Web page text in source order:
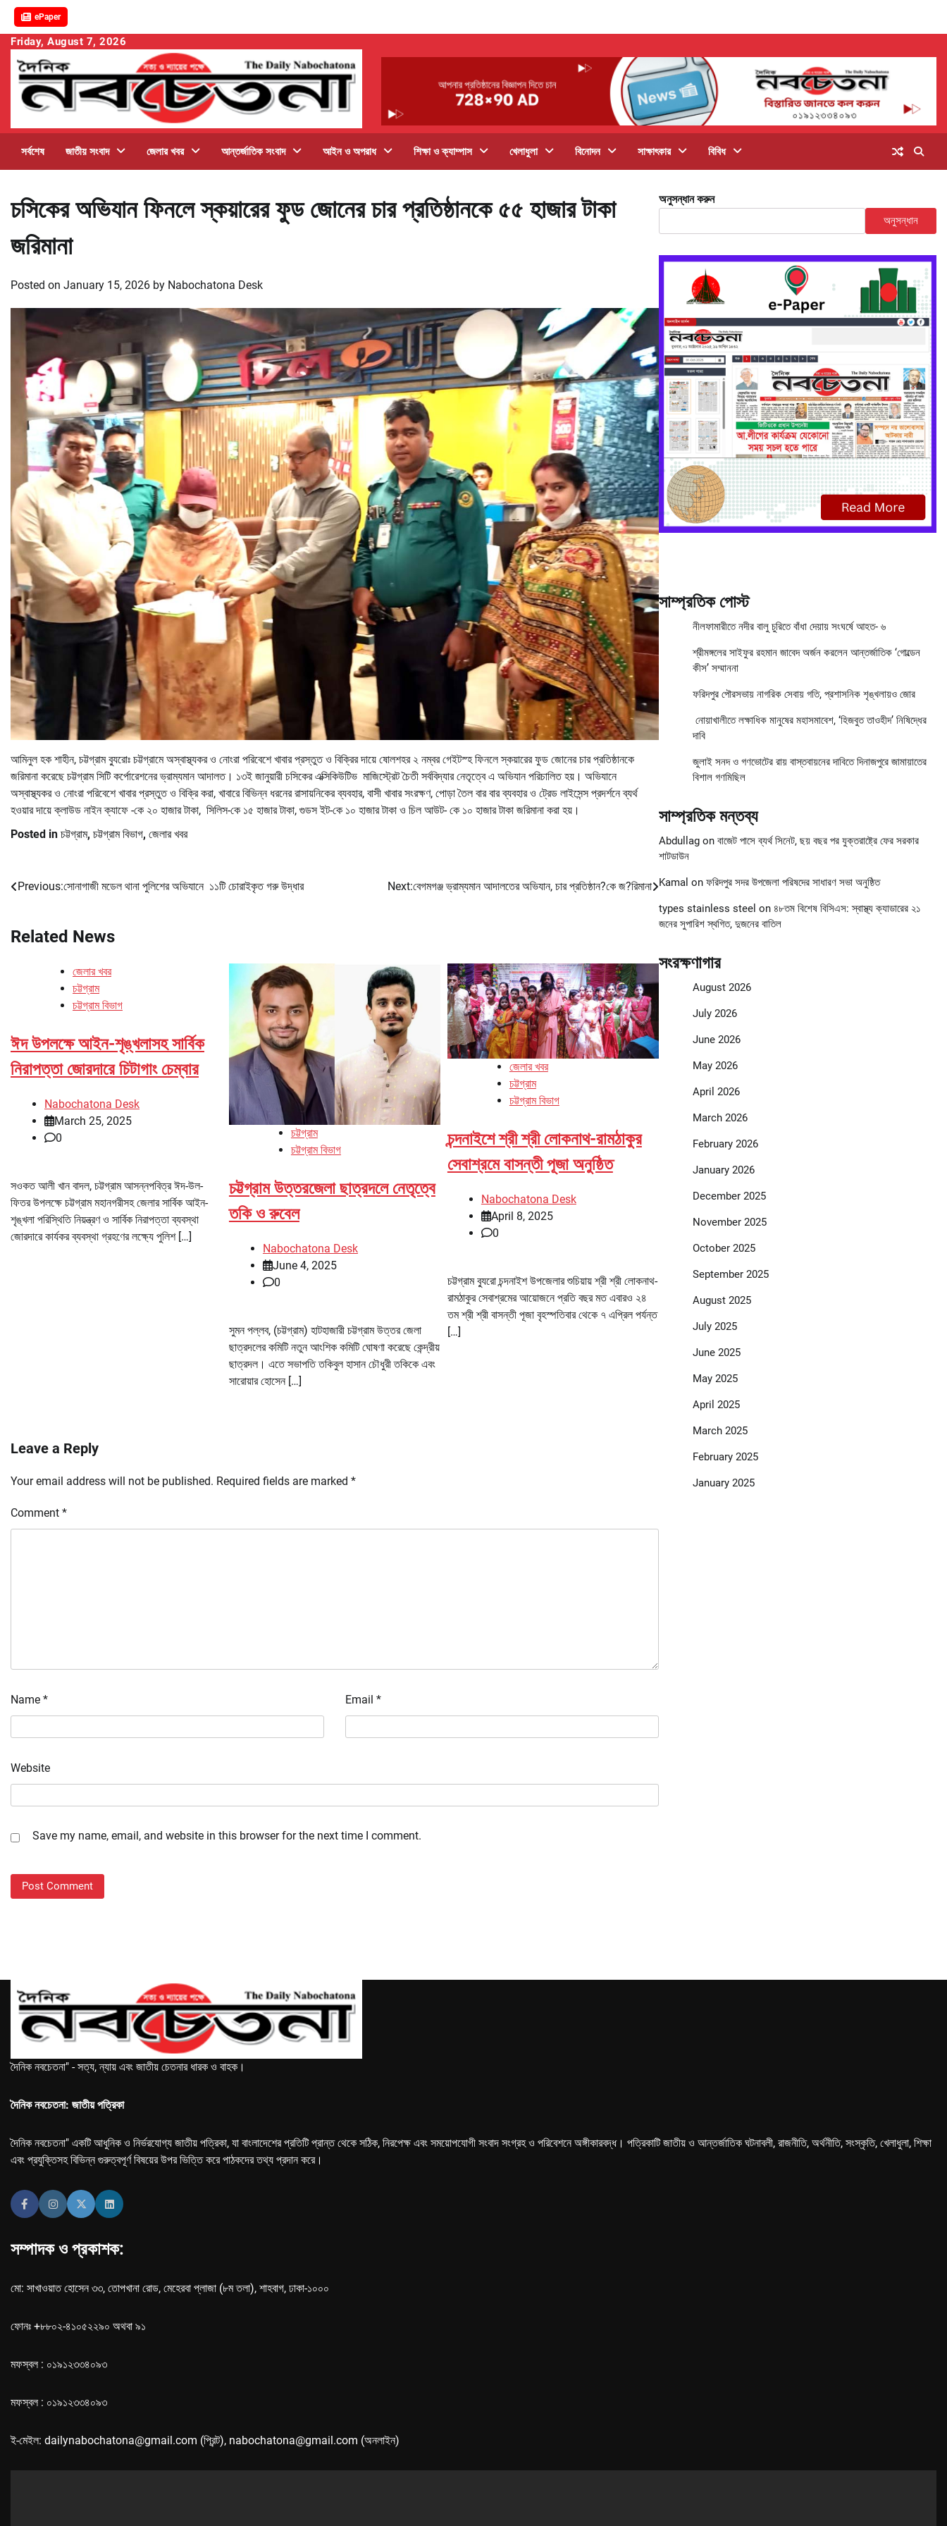
ePaper
Skip
content
Friday, August 7, 2026
সর্বশেষ জাতীয় সংবাদ জেলার খবর আন্তর্জাতিক সংবাদ আইন ও অপরাধ শিক্ষা ও ক্যাম্পাস খেলাধুলা বিনোদন সাক্ষাৎকার বিবিধ
চসিকের অভিযান ফিনলে স্কয়ারের ফুড জোনের চার প্রতিষ্ঠানকে ৫৫ হাজার টাকা
জরিমানা
Posted on January 15, 2026 by Nabochatona Desk
আমিনুল হক শাহীন, চট্টগ্রাম ব্যুরোঃ চট্টগ্রামে অস্বাস্থ্যকর ও নোংরা পরিবেশে খাবার প্রস্তুত ও বিক্রির দায়ে ষোলশহর ২ নম্বর গেইটস্হ ফিনলে স্কয়ারের ফুড জোনের চার প্রতিষ্ঠানকে
জরিমানা করেছে চট্টগ্রাম সিটি কর্পোরেশনের ভ্রাম্যমান আদালত। ১৩ই জানুয়ারী চসিকের এক্সিকিউটিভ মাজিস্ট্রেট চৈতী সর্ববিদ্যার নেতৃত্বে এ অভিযান পরিচালিত হয়। অভিযানে
অস্বাস্থ্যকর ও নোংরা পরিবেশে খাবার প্রস্তুত ও বিক্রি করা, খাবারে বিভিন্ন ধরনের রাসায়নিকের ব্যবহার, বাসী খাবার সংরক্ষণ, পোড়া তৈল বার বার ব্যবহার ও ট্রেড লাইসেন্স প্রদর্শনে ব্যর্থ
হওয়ার দায়ে ক্লাউড নাইন ক্যাফে -কে ২০ হাজার টাকা, সিলিস-কে ১৫ হাজার টাকা, গুডস ইট-কে ১০ হাজার টাকা ও চিল আউট- কে ১০ হাজার টাকা জরিমানা করা হয়।
Posted in চট্টগ্রাম, চট্টগ্রাম বিভাগ, জেলার খবর
Post
Previous:সোনাগাজী মডেল থানা পুলিশের অভিযানে ১১টি চোরাইকৃত গরু উদ্ধার Next:বেগমগঞ্জ ভ্রাম্যমান আদালতের অভিযান, চার প্রতিষ্ঠান?কে জ?রিমানা
Related News
জেলার খবর
চট্টগ্রাম
চট্টগ্রাম বিভাগ
ঈদ উপলক্ষে আইন-শৃঙ্খলাসহ সার্বিক
নিরাপত্তা জোরদারে চিটাগাং চেম্বার
Nabochatona Desk
March 25, 2025
0
সওকত আলী খান বাদল, চট্টগ্রাম আসন্নপবিত্র ঈদ-উল-
ফিতর উপলক্ষে চট্টগ্রাম মহানগরীসহ জেলার সার্বিক আইন-
শৃঙ্খলা পরিস্থিতি নিয়ন্ত্রণ ও সার্বিক নিরাপত্তা ব্যবস্থা
জোরদারে কার্যকর ব্যবস্থা গ্রহণের লক্ষ্যে পুলিশ […]
চট্টগ্রাম
চট্টগ্রাম বিভাগ
চট্টগ্রাম উত্তরজেলা ছাত্রদলে নেতৃত্বে
তকি ও রুবেল
Nabochatona Desk
June 4, 2025
0
সুমন পল্লব, (চট্টগ্রাম) হাটহাজারী চট্টগ্রাম উত্তর জেলা
ছাত্রদলের কমিটি নতুন আংশিক কমিটি ঘোষণা করেছে কেন্দ্রীয়
ছাত্রদল। এতে সভাপতি তকিবুল হাসান চৌধুরী তকিকে এবং
সারোয়ার হোসেন […]
জেলার খবর
চট্টগ্রাম
চট্টগ্রাম বিভাগ
চন্দনাইশে শ্রী শ্রী লোকনাথ-রামঠাকুর
সেবাশ্রমে বাসন্তী পূজা অনুষ্ঠিত
Nabochatona Desk
April 8, 2025
0
চট্টগ্রাম ব্যুরো চন্দনাইশ উপজেলার শুচিয়ায় শ্রী শ্রী লোকনাথ-
রামঠাকুর সেবাশ্রমের আয়োজনে প্রতি বছর মত এবারও ২৪
তম শ্রী শ্রী বাসন্তী পূজা বৃহস্পতিবার থেকে ৭ এপ্রিল পর্যন্ত
[…]
Leave a Reply
Your email address will not be published. Required fields are marked *
Comment *
Name * Email *
Website
Save my name, email, and website in this browser for the next time I comment.
অনুসন্ধান করুন
অনুসন্ধান
সাম্প্রতিক পোস্ট
নীলফামারীতে নদীর বালু চুরিতে বাঁধা দেয়ায় সংঘর্ষে আহত- ৬
শ্রীমঙ্গলের সাইফুর রহমান জাবেদ অর্জন করলেন আন্তর্জাতিক ‘গোল্ডেন
কীস’ সম্মাননা
ফরিদপুর পৌরসভায় নাগরিক সেবায় গতি, প্রশাসনিক শৃঙ্খলায়ও জোর
নোয়াখালীতে লক্ষাধিক মানুষের মহাসমাবেশ, ‘হিজবুত তাওহীদ’ নিষিদ্ধের
দাবি
জুলাই সনদ ও গণভোটের রায় বাস্তবায়নের দাবিতে দিনাজপুরে জামায়াতের
বিশাল গণমিছিল
সাম্প্রতিক মন্তব্য
Abdullagon বাজেট পাসে ব্যর্থ সিনেট, ছয় বছর পর যুক্তরাষ্ট্রে ফের সরকার
শাটডাউন
Kamal on ফরিদপুর সদর উপজেলা পরিষদের সাধারণ সভা অনুষ্ঠিত
types stainless steel on ৪৮তম বিশেষ বিসিএস: স্বাস্থ্য ক্যাডারের ২১
জনের সুপারিশ স্থগিত, দুজনের বাতিল
সংরক্ষণাগার
August 2026
July 2026
June 2026
May 2026
April 2026
March 2026
February 2026
January 2026
December 2025
November 2025
October 2025
September 2025
August 2025
July 2025
June 2025
May 2025
April 2025
March 2025
February 2025
January 2025
দৈনিক নবচেতনা" - সত্য, ন্যায় এবং জাতীয় চেতনার ধারক ও বাহক।
দৈনিক নবচেতনা: জাতীয় পত্রিকা
দৈনিক নবচেতনা" একটি আধুনিক ও নির্ভরযোগ্য জাতীয় পত্রিকা, যা বাংলাদেশের প্রতিটি প্রান্ত থেকে সঠিক, নিরপেক্ষ এবং সময়োপযোগী সংবাদ সংগ্রহ ও পরিবেশনে অঙ্গীকারবদ্ধ। পত্রিকাটি জাতীয় ও আন্তর্জাতিক ঘটনাবলী, রাজনীতি, অর্থনীতি, সংস্কৃতি, খেলাধুলা, শিক্ষা
এবং প্রযুক্তিসহ বিভিন্ন গুরুত্বপূর্ণ বিষয়ের উপর ভিত্তি করে পাঠকদের তথ্য প্রদান করে।
সম্পাদক ও প্রকাশক:
মো: সাখাওয়াত হোসেন ৩৩, তোপখানা রোড, মেহেরবা প্লাজা (৮ম তলা), শাহবাগ, ঢাকা-১০০০
ফোনঃ +৮৮০২-৪১০৫২২৯০ অথবা ৯১
মফস্বল : ০১৯১২৩৩৪০৯৩
মফস্বল : ০১৯১২৩৩৪০৯৩
ই-মেইল: dailynabochatona@gmail.com (প্রিন্ট), nabochatona@gmail.com (অনলাইন)